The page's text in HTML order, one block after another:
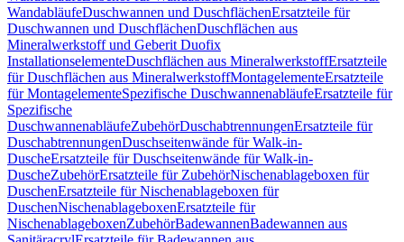
WandabläufeDuschwannen und DuschflächenErsatzteile für
Duschwannen und DuschflächenDuschflächen aus
Mineralwerkstoff und Geberit Duofix
InstallationselementeDuschflächen aus MineralwerkstoffErsatzteile
für Duschflächen aus MineralwerkstoffMontagelementeErsatzteile
für MontagelementeSpezifische DuschwannenabläufeErsatzteile für
Spezifische
DuschwannenabläufeZubehörDuschabtrennungenErsatzteile für
DuschabtrennungenDuschseitenwände für Walk-in-
DuscheErsatzteile für Duschseitenwände für Walk-in-
DuscheZubehörErsatzteile für ZubehörNischenablageboxen für
DuschenErsatzteile für Nischenablageboxen für
DuschenNischenablageboxenErsatzteile für
NischenablageboxenZubehörBadewannenBadewannen aus